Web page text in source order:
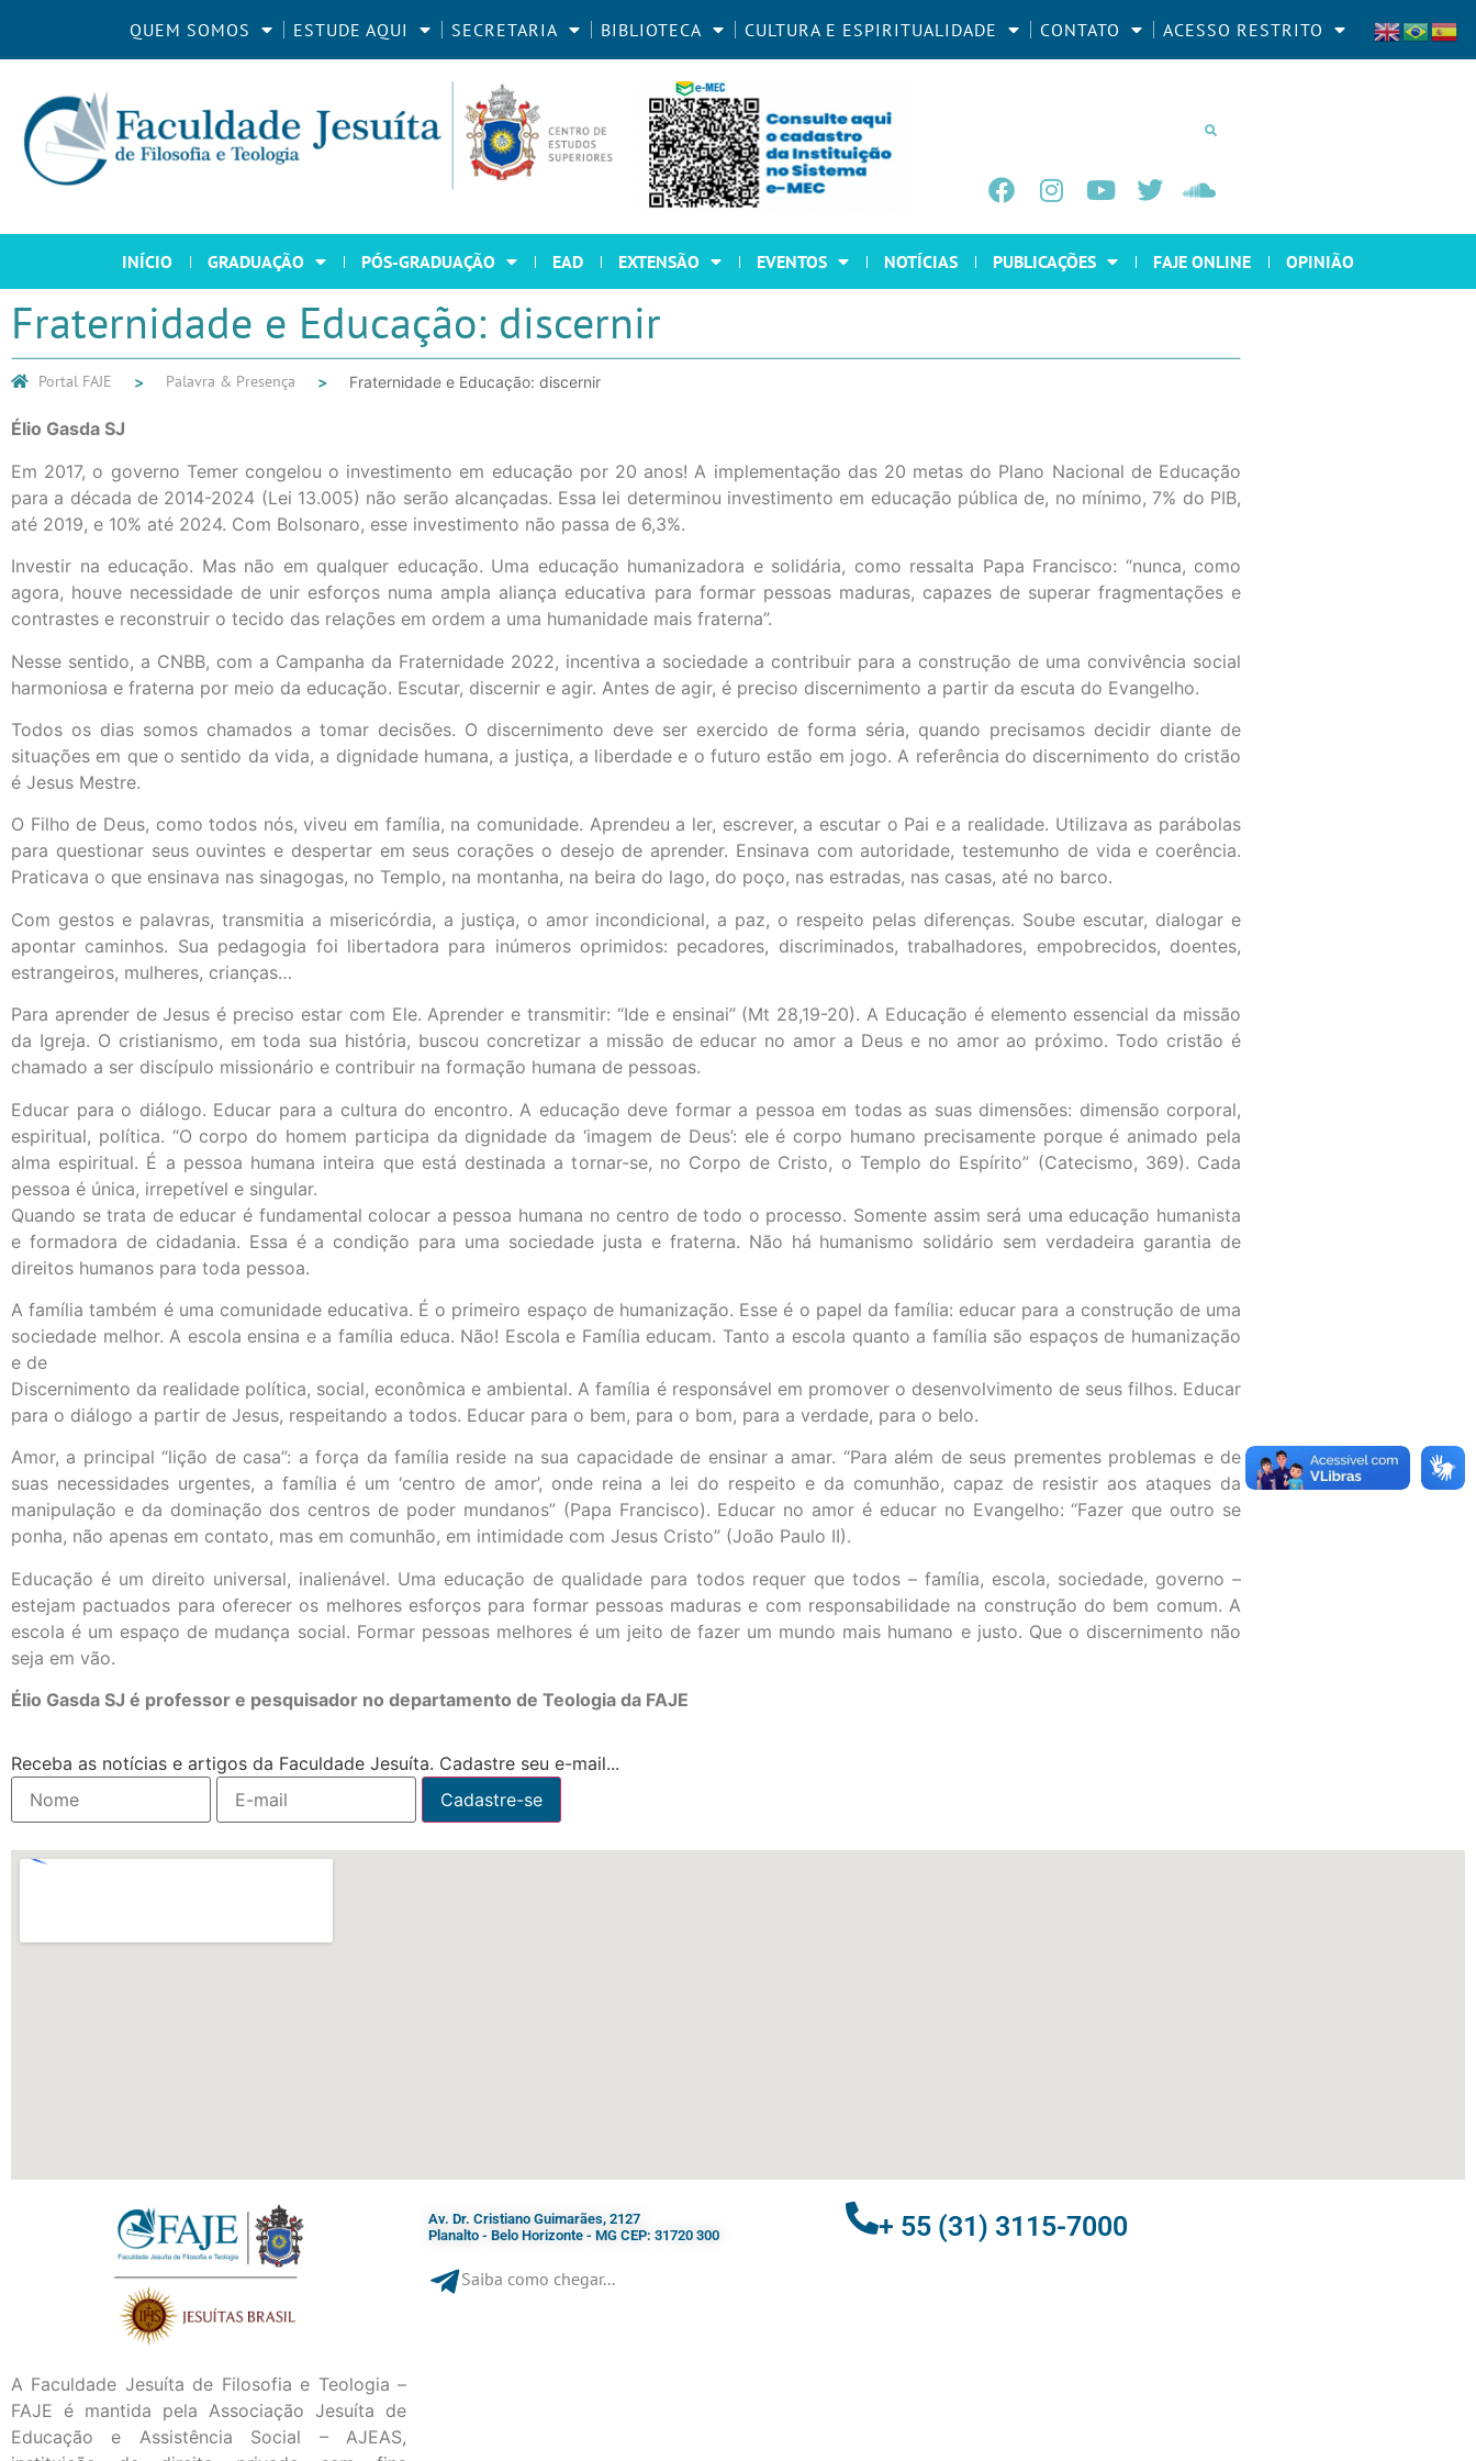
QUEM SOMOS ESTUDE AQUI SECRETARIA BIBLIOTECA CULTURA E ESPIRITUALIDADE CONTATO ACESSO RESTRITO
INÍCIO GRADUAÇÃO PÓS-GRADUAÇÃO EAD EXTENSÃO EVENTOS NOTÍCIAS PUBLICAÇÕES FAJE ONLINE OPINIÃO
Fraternidade e Educação: discernir
Portal FAJE Palavra & Presença Fraternidade e Educação: discernir
Élio Gasda SJ
Em 2017, o governo Temer congelou o investimento em educação por 20 anos! A implementação das 20 metas do Plano Nacional de Educação
para a década de 2014-2024 (Lei 13.005) não serão alcançadas. Essa lei determinou investimento em educação pública de, no mínimo, 7% do PIB,
até 2019, e 10% até 2024. Com Bolsonaro, esse investimento não passa de 6,3%.
Investir na educação. Mas não em qualquer educação. Uma educação humanizadora e solidária, como ressalta Papa Francisco: “nunca, como
agora, houve necessidade de unir esforços numa ampla aliança educativa para formar pessoas maduras, capazes de superar fragmentações e
contrastes e reconstruir o tecido das relações em ordem a uma humanidade mais fraterna”.
Nesse sentido, a CNBB, com a Campanha da Fraternidade 2022, incentiva a sociedade a contribuir para a construção de uma convivência social
harmoniosa e fraterna por meio da educação. Escutar, discernir e agir. Antes de agir, é preciso discernimento a partir da escuta do Evangelho.
Todos os dias somos chamados a tomar decisões. O discernimento deve ser exercido de forma séria, quando precisamos decidir diante de
situações em que o sentido da vida, a dignidade humana, a justiça, a liberdade e o futuro estão em jogo. A referência do discernimento do cristão
é Jesus Mestre.
O Filho de Deus, como todos nós, viveu em família, na comunidade. Aprendeu a ler, escrever, a escutar o Pai e a realidade. Utilizava as parábolas
para questionar seus ouvintes e despertar em seus corações o desejo de aprender. Ensinava com autoridade, testemunho de vida e coerência.
Praticava o que ensinava nas sinagogas, no Templo, na montanha, na beira do lago, do poço, nas estradas, nas casas, até no barco.
Com gestos e palavras, transmitia a misericórdia, a justiça, o amor incondicional, a paz, o respeito pelas diferenças. Soube escutar, dialogar e
apontar caminhos. Sua pedagogia foi libertadora para inúmeros oprimidos: pecadores, discriminados, trabalhadores, empobrecidos, doentes,
estrangeiros, mulheres, crianças…
Para aprender de Jesus é preciso estar com Ele. Aprender e transmitir: “Ide e ensinai” (Mt 28,19-20). A Educação é elemento essencial da missão
da Igreja. O cristianismo, em toda sua história, buscou concretizar a missão de educar no amor a Deus e no amor ao próximo. Todo cristão é
chamado a ser discípulo missionário e contribuir na formação humana de pessoas.
Educar para o diálogo. Educar para a cultura do encontro. A educação deve formar a pessoa em todas as suas dimensões: dimensão corporal,
espiritual, política. “O corpo do homem participa da dignidade da ‘imagem de Deus’: ele é corpo humano precisamente porque é animado pela
alma espiritual. É a pessoa humana inteira que está destinada a tornar-se, no Corpo de Cristo, o Templo do Espírito” (Catecismo, 369). Cada
pessoa é única, irrepetível e singular.
Quando se trata de educar é fundamental colocar a pessoa humana no centro de todo o processo. Somente assim será uma educação humanista
e formadora de cidadania. Essa é a condição para uma sociedade justa e fraterna. Não há humanismo solidário sem verdadeira garantia de
direitos humanos para toda pessoa.
A família também é uma comunidade educativa. É o primeiro espaço de humanização. Esse é o papel da família: educar para a construção de uma
sociedade melhor. A escola ensina e a família educa. Não! Escola e Família educam. Tanto a escola quanto a família são espaços de humanização
e de
Discernimento da realidade política, social, econômica e ambiental. A família é responsável em promover o desenvolvimento de seus filhos. Educar
para o diálogo a partir de Jesus, respeitando a todos. Educar para o bem, para o bom, para a verdade, para o belo.
Amor, a principal “lição de casa”: a força da família reside na sua capacidade de ensinar a amar. “Para além de seus prementes problemas e de
suas necessidades urgentes, a família é um ‘centro de amor’, onde reina a lei do respeito e da comunhão, capaz de resistir aos ataques da
manipulação e da dominação dos centros de poder mundanos” (Papa Francisco). Educar no amor é educar no Evangelho: “Fazer que outro se
ponha, não apenas em contato, mas em comunhão, em intimidade com Jesus Cristo” (João Paulo II).
Educação é um direito universal, inalienável. Uma educação de qualidade para todos requer que todos – família, escola, sociedade, governo –
estejam pactuados para oferecer os melhores esforços para formar pessoas maduras e com responsabilidade na construção do bem comum. A
escola é um espaço de mudança social. Formar pessoas melhores é um jeito de fazer um mundo mais humano e justo. Que o discernimento não
seja em vão.
Élio Gasda SJ é professor e pesquisador no departamento de Teologia da FAJE
Receba as notícias e artigos da Faculdade Jesuíta. Cadastre seu e-mail...
A Faculdade Jesuíta de Filosofia e Teologia –
FAJE é mantida pela Associação Jesuíta de
Educação e Assistência Social – AJEAS,
Av. Dr. Cristiano Guimarães, 2127
Planalto - Belo Horizonte - MG CEP: 31720 300
Saiba como chegar...
+ 55 (31) 3115-7000​